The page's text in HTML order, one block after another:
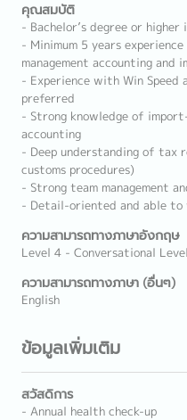
คุณสมบัติ
- Bachelor’s degree or higher
- Minimum 5 years
management accounting and
- Experience with Win
preferred
- Strong knowledge of
accounting
- Deep understanding of tax
customs procedures)
- Strong team management
- Detail-oriented and able to
ความสามารถทางภาษาอังกฤษ
Level 4 - Conversational Level
ความสามารถทางภาษา (อื่นๆ)
English
ข้อมูลเพิ่มเติม
สวัสดิการ
- Annual health check-up